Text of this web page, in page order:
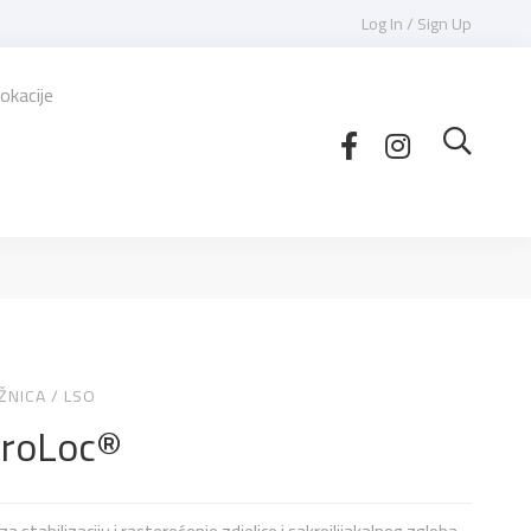
Log In / Sign Up
/ LSO